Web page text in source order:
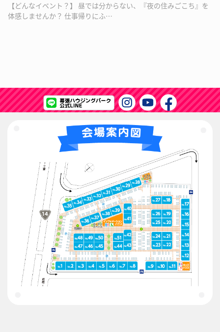
【どんなイベント？】 昼では分からない、『夜の住みごこち』を
体感しませんか？ 仕事帰りにふ…